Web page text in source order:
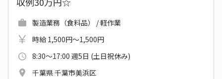
製造業務（食料品） / 軽作業
時給 1,500円～1,500円
8:30～17:00 週5日 (土日祝休み)
千葉県 千葉市美浜区